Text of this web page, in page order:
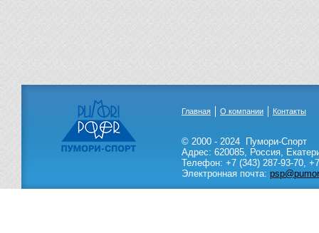
Главная О компании Контакты
© 2000 - 2024
Пумори-Спорт
Адрес: 620085, Россия,
Телефон: +7 (343) 287-93-70,
Электронная почта: